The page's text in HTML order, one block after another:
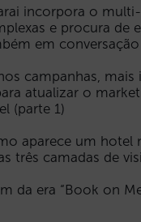
incorpora o
e procura de
em conversação
campanhas,
atualizar o
(parte 1)
aparece um hotel
três camadas de
da era “Book on